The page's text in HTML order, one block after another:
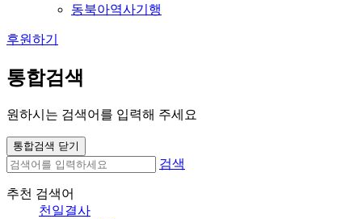
동북아역사기행
후원하기
통합검색
원하시는 검색어를 입력해 주세요
통합검색 닫기
검색
추천 검색어
천일결사